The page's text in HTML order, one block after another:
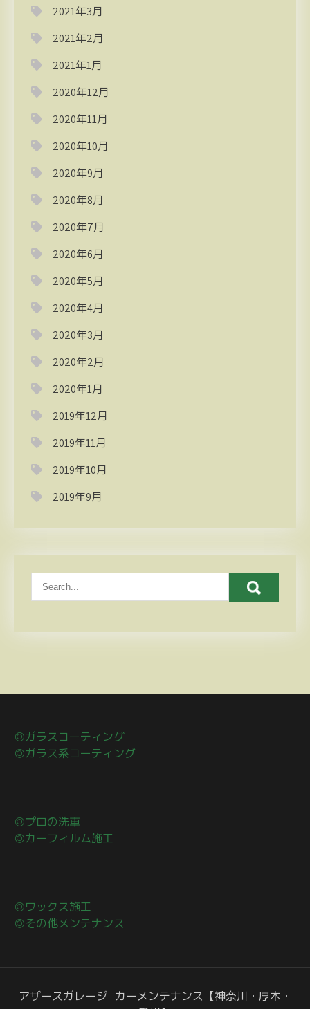
2021年3月
2021年2月
2021年1月
2020年12月
2020年11月
2020年10月
2020年9月
2020年8月
2020年7月
2020年6月
2020年5月
2020年4月
2020年3月
2020年2月
2020年1月
2019年12月
2019年11月
2019年10月
2019年9月
◎ガラスコーティング
◎ガラス系コーティング
◎プロの洗車
◎カーフィルム施工
◎ワックス施工
◎その他メンテナンス
アザースガレージ - カーメンテナンス【神奈川・厚木・